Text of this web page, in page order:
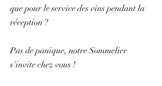
que pour le service des vins pendant la
réception ?
Pas de panique, notre Sommelier
s'invite chez vous !